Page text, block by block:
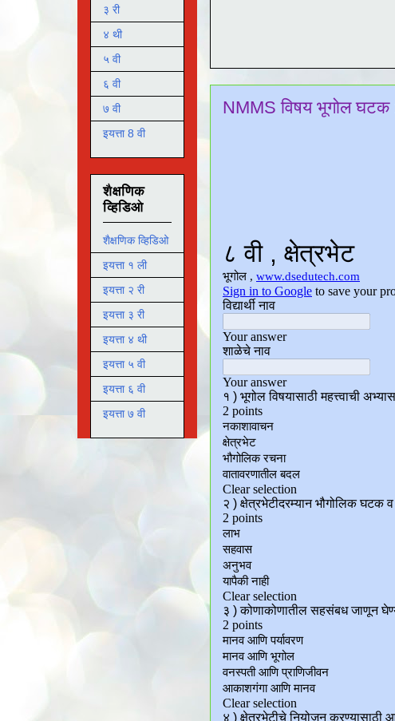
NMMS विषय भूगोल घटक
३ री
४ थी
५ वी
६ वी
७ वी
इयत्ता 8 वी
शैक्षणिक
व्हिडिओ
शैक्षणिक व्हिडिओ
इयत्ता १ ली
इयत्ता २ री
इयत्ता ३ री
इयत्ता ४ थी
इयत्ता ५ वी
इयत्ता ६ वी
इयत्ता ७ वी